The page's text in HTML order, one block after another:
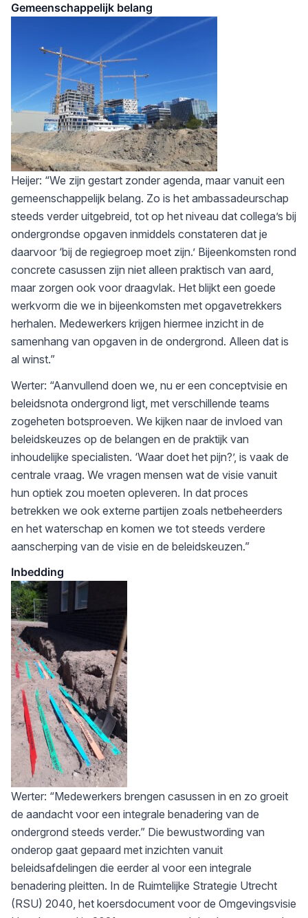
Gemeenschappelijk belang
Heijer: “We zijn gestart zonder agenda, maar vanuit een
gemeenschappelijk belang. Zo is het ambassadeurschap
steeds verder uitgebreid, tot op het niveau dat collega’s bij
ondergrondse opgaven inmiddels constateren dat je
daarvoor ‘bij de regiegroep moet zijn.’ Bijeenkomsten rond
concrete casussen zijn niet alleen praktisch van aard,
maar zorgen ook voor draagvlak. Het blijkt een goede
werkvorm die we in bijeenkomsten met opgavetrekkers
herhalen. Medewerkers krijgen hiermee inzicht in de
samenhang van opgaven in de ondergrond. Alleen dat is
al winst.”
Werter: “Aanvullend doen we, nu er een conceptvisie en
beleidsnota ondergrond ligt, met verschillende teams
zogeheten botsproeven. We kijken naar de invloed van
beleidskeuzes op de belangen en de praktijk van
inhoudelijke specialisten. ‘Waar doet het pijn?’, is vaak de
centrale vraag. We vragen mensen wat de visie vanuit
hun optiek zou moeten opleveren. In dat proces
betrekken we ook externe partijen zoals netbeheerders
en het waterschap en komen we tot steeds verdere
aanscherping van de visie en de beleidskeuzen.”
Inbedding
Werter: “Medewerkers brengen casussen in en zo groeit
de aandacht voor een integrale benadering van de
ondergrond steeds verder.” Die bewustwording van
onderop gaat gepaard met inzichten vanuit
beleidsafdelingen die eerder al voor een integrale
benadering pleitten. In de Ruimtelijke Strategie Utrecht
(RSU) 2040, het koersdocument voor de Omgevingsvisie